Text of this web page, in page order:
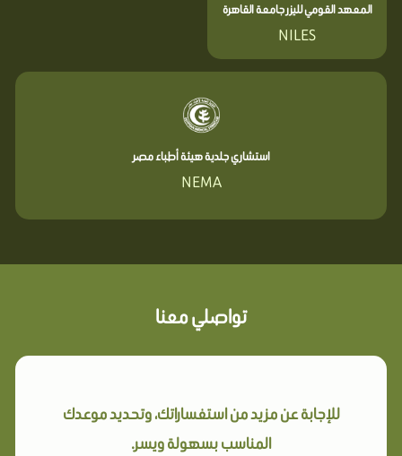
المعهد القومي لليزر جامعة القاهرة
NILES
استشاري جلدية هيئة أطباء مصر
NEMA
تواصلي معنا
للإجابة عن مزيد من استفساراتك، وتحديد موعدك
المناسب بسهولة ويسر.